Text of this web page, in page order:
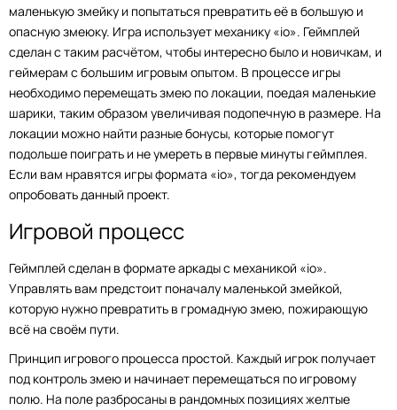
маленькую змейку и попытаться превратить её в большую и
опасную змеюку. Игра использует механику «io». Геймплей
сделан с таким расчётом, чтобы интересно было и новичкам, и
геймерам с большим игровым опытом. В процессе игры
необходимо перемещать змею по локации, поедая маленькие
шарики, таким образом увеличивая подопечную в размере. На
локации можно найти разные бонусы, которые помогут
подольше поиграть и не умереть в первые минуты геймплея.
Если вам нравятся игры формата «io», тогда рекомендуем
опробовать данный проект.
Игровой процесс
Геймплей сделан в формате аркады с механикой «io».
Управлять вам предстоит поначалу маленькой змейкой,
которую нужно превратить в громадную змею, пожирающую
всё на своём пути.
Принцип игрового процесса простой. Каждый игрок получает
под контроль змею и начинает перемещаться по игровому
полю. На поле разбросаны в рандомных позициях желтые